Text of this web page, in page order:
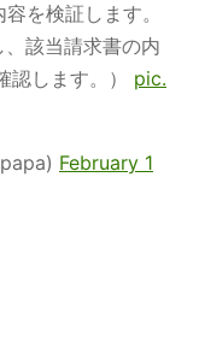
を検証します。
該当請求書の内
認します。） pic.
February 1